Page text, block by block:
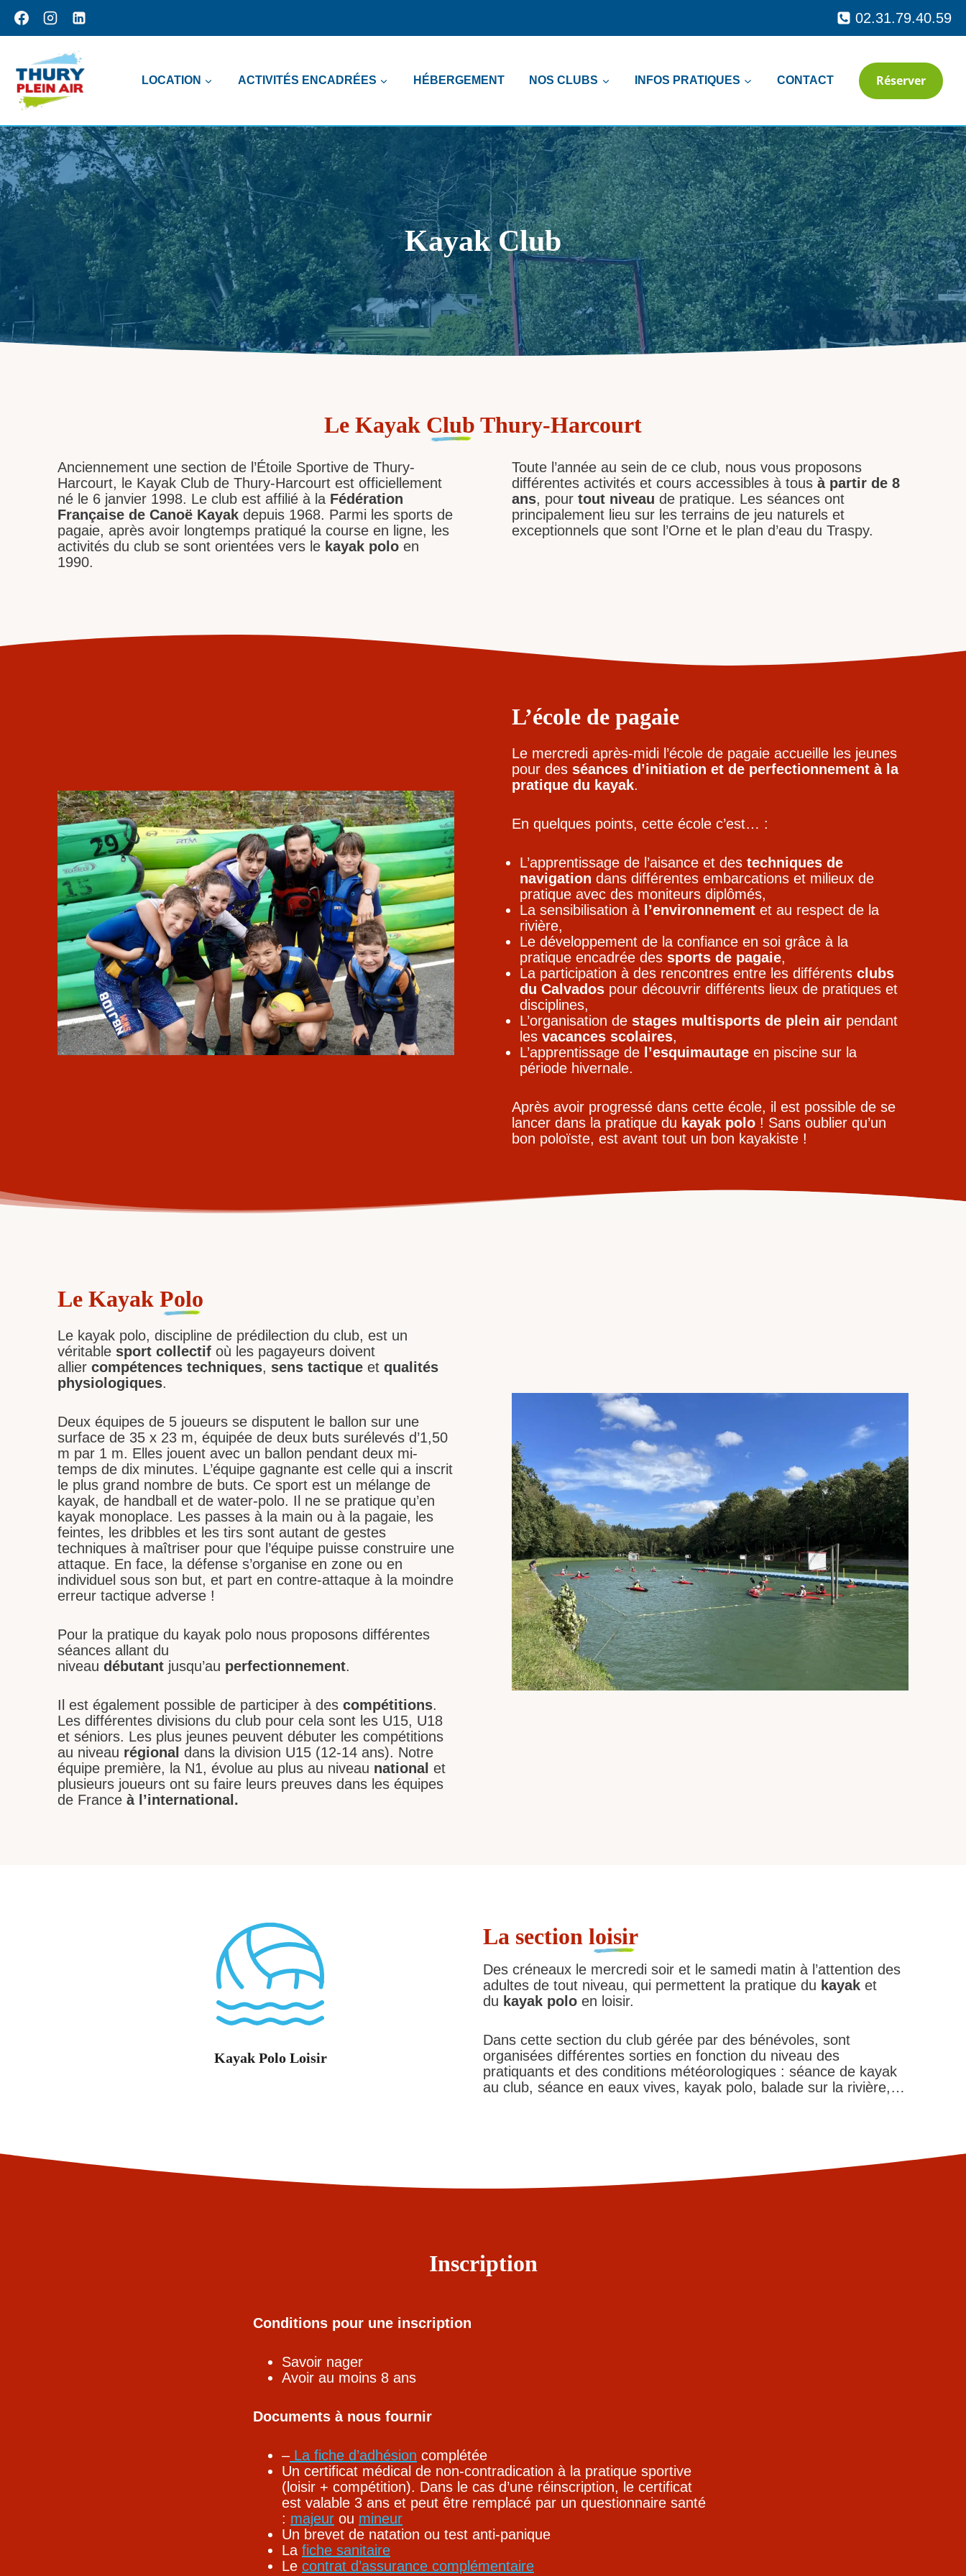
Aller
au
contenu
02.31.79.40.59
LOCATION ACTIVITÉS ENCADRÉES HÉBERGEMENT NOS CLUBS INFOS PRATIQUES CONTACT Réserver
Kayak Club
Le Kayak Club Thury-Harcourt
Anciennement une section de l’Étoile Sportive de Thury-
Harcourt, le Kayak Club de Thury-Harcourt est officiellement
né le 6 janvier 1998. Le club est affilié à la Fédération
Française de Canoë Kayak depuis 1968. Parmi les sports de
pagaie, après avoir longtemps pratiqué la course en ligne, les
activités du club se sont orientées vers le kayak polo en
1990.
Toute l’année au sein de ce club, nous vous proposons
différentes activités et cours accessibles à tous à partir de 8
ans, pour tout niveau de pratique. Les séances ont
principalement lieu sur les terrains de jeu naturels et
exceptionnels que sont l’Orne et le plan d’eau du Traspy.
L’école de pagaie
Le mercredi après-midi l’école de pagaie accueille les jeunes
pour des séances d’initiation et de perfectionnement à la
pratique du kayak.
En quelques points, cette école c’est… :
L’apprentissage de l’aisance et des techniques de
navigation dans différentes embarcations et milieux de
pratique avec des moniteurs diplômés,
La sensibilisation àl’environnementet au respect de la
rivière,
Le développement de la confiance en soi grâce à la
pratique encadrée des sports de pagaie,
La participation à des rencontres entre les différents clubs
du Calvadospour découvrir différents lieux de pratiques et
disciplines,
L’organisation de stages multisports de plein airpendant
les vacances scolaires,
L’apprentissage de l’esquimautageen piscine sur la
période hivernale.
Après avoir progressé dans cette école, il est possible de se
lancer dans la pratique du kayak polo ! Sans oublier qu’un
bon poloïste, est avant tout un bon kayakiste !
Le Kayak Polo
Le kayak polo, discipline de prédilection du club, est un
véritable sport collectif où les pagayeurs doivent
allier compétences techniques, sens tactique et qualités
physiologiques.
Deux équipes de 5 joueurs se disputent le ballon sur une
surface de 35 x 23 m, équipée de deux buts surélevés d’1,50
m par 1 m. Elles jouent avec un ballon pendant deux mi-
temps de dix minutes. L’équipe gagnante est celle qui a inscrit
le plus grand nombre de buts. Ce sport est un mélange de
kayak, de handball et de water-polo. Il ne se pratique qu’en
kayak monoplace. Les passes à la main ou à la pagaie, les
feintes, les dribbles et les tirs sont autant de gestes
techniques à maîtriser pour que l’équipe puisse construire une
attaque. En face, la défense s’organise en zone ou en
individuel sous son but, et part en contre-attaque à la moindre
erreur tactique adverse !
Pour la pratique du kayak polo nous proposons différentes
séances allant du
niveau débutant jusqu’au perfectionnement.
Il est également possible de participer à des compétitions.
Les différentes divisions du club pour cela sont les U15, U18
et séniors. Les plus jeunes peuvent débuter les compétitions
au niveau régional dans la division U15 (12-14 ans). Notre
équipe première, la N1, évolue au plus au niveau national et
plusieurs joueurs ont su faire leurs preuves dans les équipes
de France à l’international.
Kayak Polo Loisir
La section loisir
Des créneaux le mercredi soir et le samedi matin à l’attention des
adultes de tout niveau, qui permettent la pratique du kayak et
du kayak polo en loisir.
Dans cette section du club gérée par des bénévoles, sont
organisées différentes sorties en fonction du niveau des
pratiquants et des conditions météorologiques : séance de kayak
au club, séance en eaux vives, kayak polo, balade sur la rivière,…
Inscription
Conditions pour une inscription
Savoir nager
Avoir au moins 8 ans
Documents à nous fournir
–La fiche d’adhésion complétée
Un certificat médical de non-contradication à la pratique sportive
(loisir + compétition). Dans le cas d’une réinscription, le certificat
est valable 3 ans et peut être remplacé par un questionnaire santé
: majeur ou mineur
Un brevet de natation ou test anti-panique
La fiche sanitaire
Le contrat d’assurance complémentaire